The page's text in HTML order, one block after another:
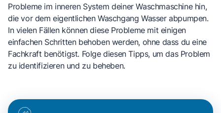
Probleme im inneren System deiner Waschmaschine hin,
die vor dem eigentlichen Waschgang Wasser abpumpen.
In vielen Fällen können diese Probleme mit einigen
einfachen Schritten behoben werden, ohne dass du eine
Fachkraft benötigst. Folge diesen Tipps, um das Problem
zu identifizieren und zu beheben.